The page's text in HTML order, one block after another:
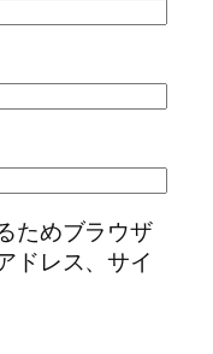
ためブラウザ
ドレス、サイ